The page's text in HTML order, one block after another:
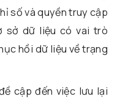
số và quyền truy cập
sở dữ liệu có vai trò
hồi dữ liệu về trạng
cập đến việc lưu lại